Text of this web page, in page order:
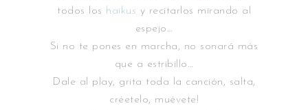
todos los haikus y recitarlos mirando al
espejo…
Si no te pones en marcha, no sonará más
que a estribillo…
Dale al play, grita toda la canción, salta,
créetelo, muévete!